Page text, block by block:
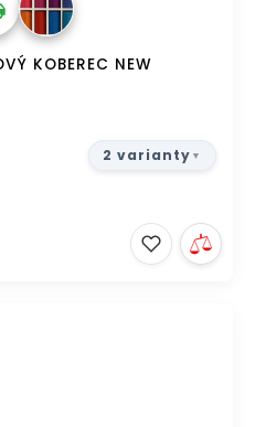
KOBEREC NEW
2 varianty